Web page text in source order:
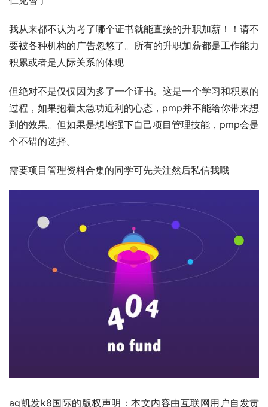
我从来都不认为考了哪个证书就能直接的升职加薪！！请不
要被各种机构的广告忽悠了。所有的升职加薪都是工作能力
积累或者是人际关系的体现
但绝对不是仅仅因为多了一个证书。这是一个学习和积累的
过程，如果抱着太急功近利的心态，pmp并不能给你带来想
到的效果。但如果是想增强下自己项目管理技能，pmp会是
个不错的选择。
需要项目管理资料合集的同学可先关注然后私信我哦
ag凯发k8国际的版权声明：本文内容由互联网用户自发贡